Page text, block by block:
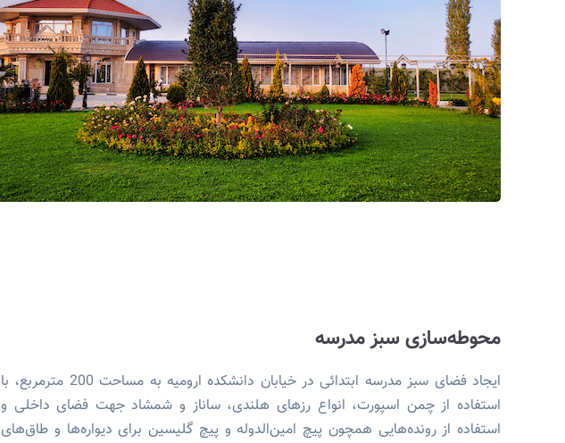
محوطه‌سازی سبز مدرسه
ایجاد فضای سبز مدرسه ابتدائی در خیابان دانشکده ارومیه به مساحت 200 مترمربع، با
استفاده از چمن اسپورت، انواع رزهای هلندی، ساناز و شمشاد جهت فضای داخلی و
استفاده از رونده‌هایی همچون پیچ امین‌الدوله و پیچ گلیسین برای دیواره‌ها و طاق‌های